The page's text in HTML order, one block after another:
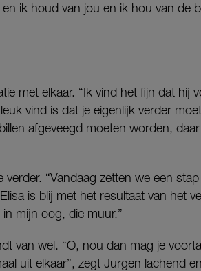
ik houd van jou en ik hou van de
met elkaar. “Ik vind het fijn dat hij
vind is dat je eigenlijk verder
afgeveegd moeten worden,
“Vandaag zetten we een
is blij met het resultaat van het
mijn oog, die muur.”
van wel. “O, nou dan mag je
uit elkaar”, zegt Jurgen lachend